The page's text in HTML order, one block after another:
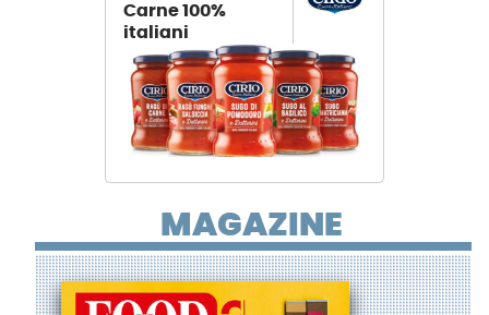
Carne 100%
italiani
MAGAZINE